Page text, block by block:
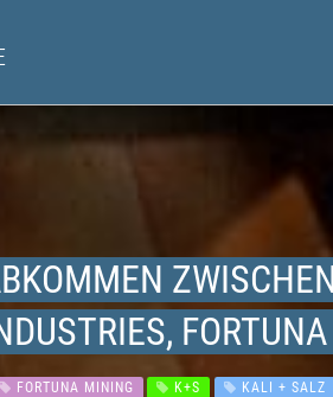
FORTUNA MINING K+S KALI + SALZ